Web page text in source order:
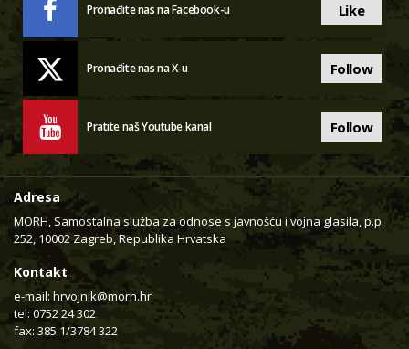
Pronađite nas na Facebook-u Like
Pronađite nas na X-u Follow
Pratite naš Youtube kanal Follow
Adresa
MORH, Samostalna služba za odnose s javnošću i vojna glasila, p.p.
252, 10002 Zagreb, Republika Hrvatska
Kontakt
e-mail: hrvojnik@morh.hr
tel: 0752 24 302
fax: 385 1/3784 322